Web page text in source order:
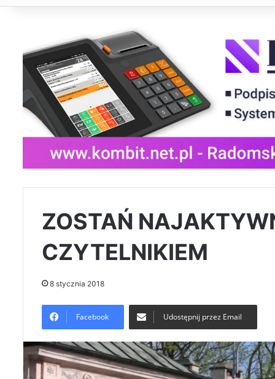
ZOSTAŃ
CZYTELNIKIEM
8 stycznia 2018
Facebook Udostępnij przez Email